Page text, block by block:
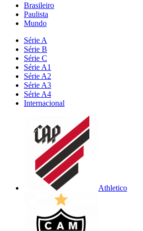
Brasileiro
Paulista
Mundo
Série A
Série B
Série C
Série A1
Série A2
Série A3
Série A4
Internacional
Athletico